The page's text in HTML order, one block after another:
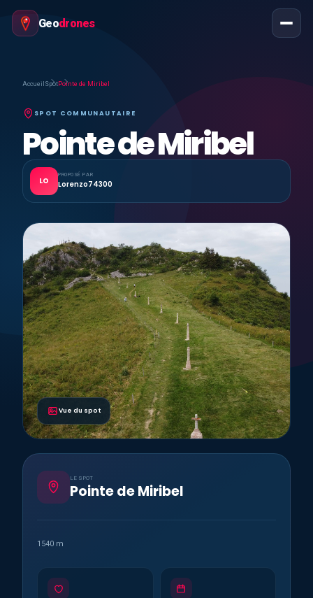
Geodrones
Accueil SpotPointe de Miribel
SPOT COMMUNAUTAIRE
Pointe de Miribel
LO
PROPOSÉ PAR
Lorenzo74300
Vue du spot
LE SPOT
Pointe de Miribel
1540 m